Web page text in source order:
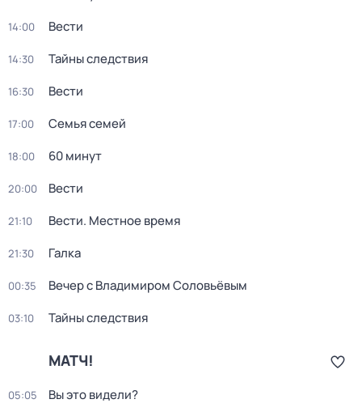
14:00 Вести
14:30 Тайны следствия
16:30 Вести
17:00 Семья семей
18:00 60 минут
20:00 Вести
21:10 Вести. Местное время
21:30 Галка
00:35 Вечер с Владимиром Соловьёвым
03:10 Тайны следствия
МАТЧ!
05:05 Вы это видели?